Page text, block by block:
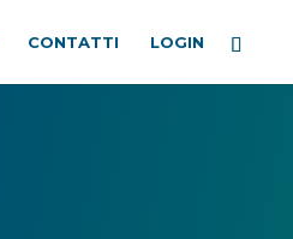
CONTATTI LOGIN